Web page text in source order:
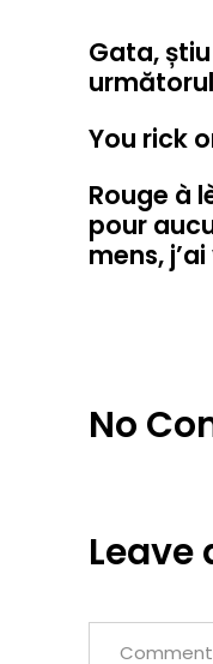
Gata,
You rick
Rouge à
pour
mens,
No
Leave